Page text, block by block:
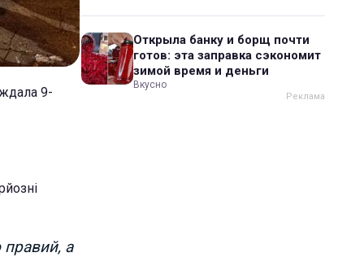
9-
правий, а
Открыла банку и борщ почти
готов: эта заправка сэкономит
зимой время и деньги
Вкусно